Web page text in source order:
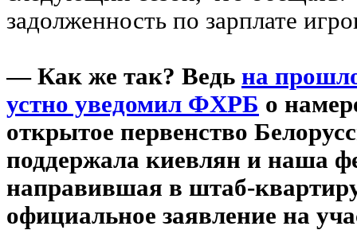
задолженность по зарплате
— Как же так? Ведь на
устно уведомил ФХРБ о
открытое первенство
поддержала киевлян и наша
направившая в штаб-
официальное заявление на